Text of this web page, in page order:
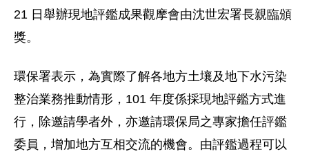
21 日舉辦現地評鑑成果觀摩會由沈世宏署長親臨頒
獎。
環保署表示，為實際了解各地方土壤及地下水污染
整治業務推動情形，101 年度係採現地評鑑方式進
行，除邀請學者外，亦邀請環保局之專家擔任評鑑
委員，增加地方互相交流的機會。由評鑑過程可以